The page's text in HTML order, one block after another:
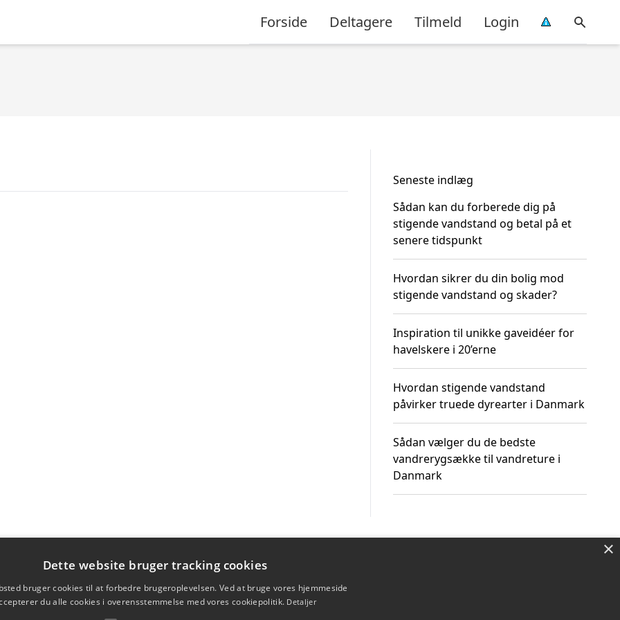
Forside Deltagere Tilmeld Login
Seneste indlæg
Sådan kan du forberede dig på
stigende vandstand og betal på et
senere tidspunkt
Hvordan sikrer du din bolig mod
stigende vandstand og skader?
Inspiration til unikke gaveidéer for
havelskere i 20’erne
Hvordan stigende vandstand
påvirker truede dyrearter i Danmark
Sådan vælger du de bedste
vandrerygsække til vandreture i
Danmark
×
Dette website bruger tracking cookies
bruger cookies til at forbedre brugeroplevelsen. Ved at bruge vores hjemmeside
du alle cookies i overensstemmelse med vores cookiepolitik. Detaljer